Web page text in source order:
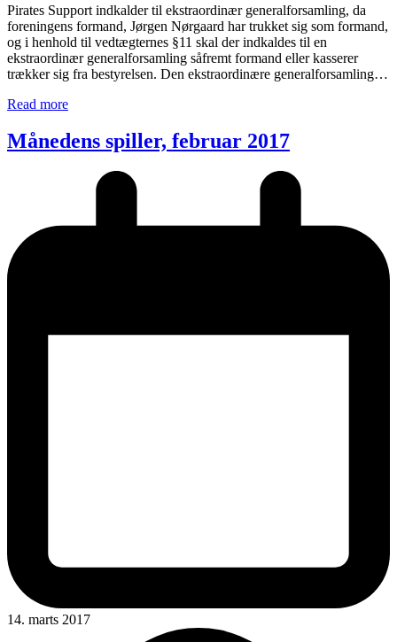
Pirates Support indkalder til ekstraordinær generalforsamling, da
foreningens formand, Jørgen Nørgaard har trukket sig som formand,
og i henhold til vedtægternes §11 skal der indkaldes til en
ekstraordinær generalforsamling såfremt formand eller kasserer
trækker sig fra bestyrelsen. Den ekstraordinære generalforsamling…
Read more
Månedens spiller, februar 2017
14. marts 2017